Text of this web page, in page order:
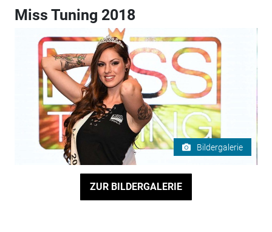
Miss Tuning 2018
Bildergalerie
ZUR BILDERGALERIE